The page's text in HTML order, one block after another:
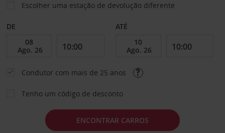
Escolher uma estação de devolução diferente
DE ATÉ
Condutor com mais de 25 anos
Tenho um código de desconto
ENCONTRAR CARROS